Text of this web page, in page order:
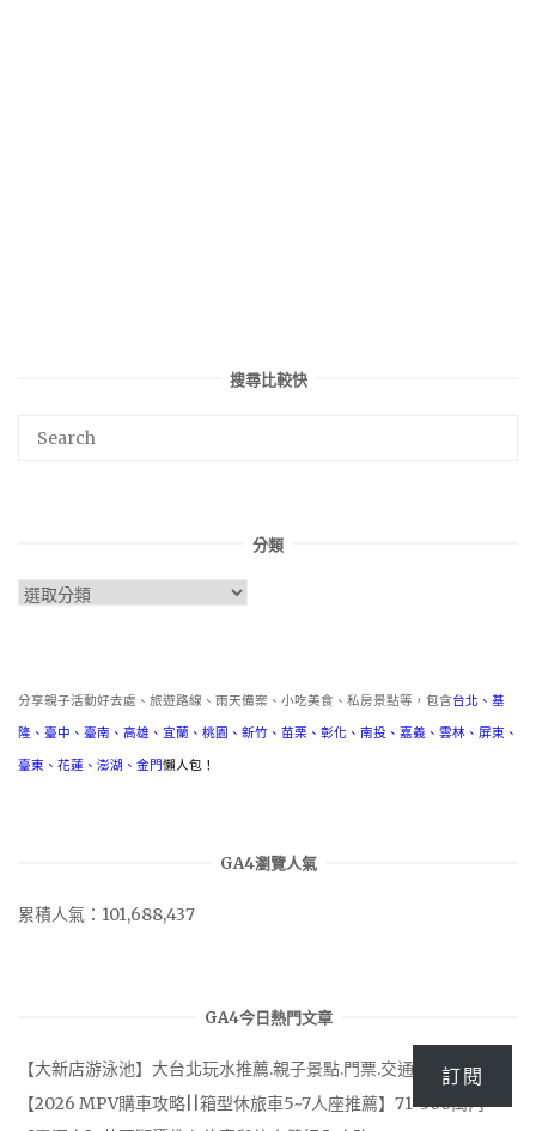
搜尋比較快
分類
分
分享親子活動好去處、旅遊路線、雨天備案、小吃美食、私房景點等，包含台北 、 基
隆 、 臺中 、 臺南 、 高雄 、 宜蘭 、 桃園 、 新竹 、 苗栗 、 彰化 、 南投 、 嘉義 、 雲林 、 屏東 、
臺東 、 花蓮 、 澎湖 、 金門懶人包！
GA4瀏覽人氣
累積人氣：101,688,437
GA4今日熱門文章
【大新店游泳池】大台北玩水推薦.親子景點.門票.交通.停車場
【2026 MPV購車攻略||箱型休旅車5~7人座推薦】71~300萬內
訂閱